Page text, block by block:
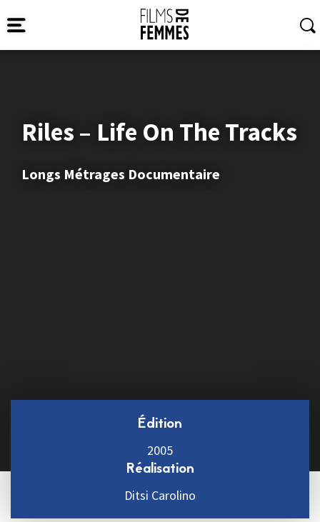
Riles – Life On The Tracks
Longs Métrages Documentaire
Édition
2005
Réalisation
Ditsi Carolino